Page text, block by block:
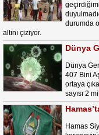
durumda
altını çiziyor.
Dünya
Dünya
407 Bini
ortaya
sayısı 2
Hamas